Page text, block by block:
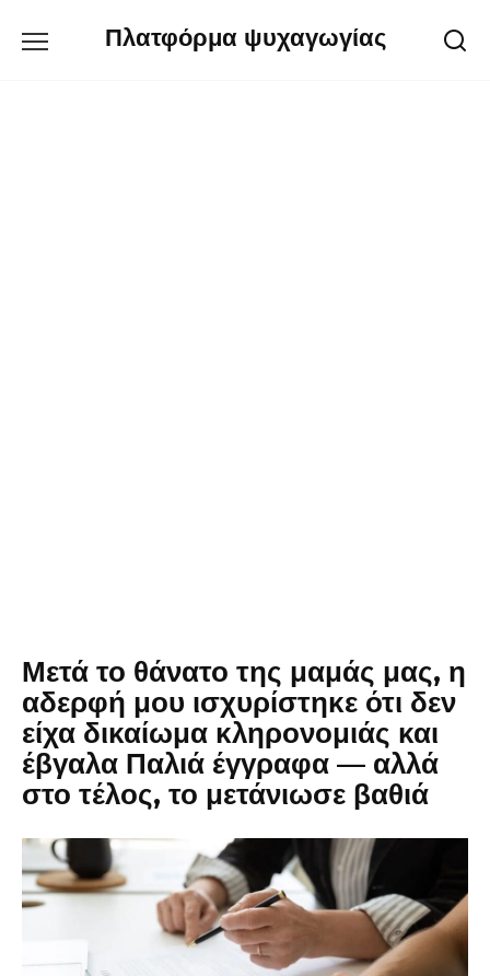
Πλατφόρμα ψυχαγωγίας
Μετά το θάνατο της μαμάς μας, η
αδερφή μου ισχυρίστηκε ότι δεν
είχα δικαίωμα κληρονομιάς και
έβγαλα Παλιά έγγραφα — αλλά
στο τέλος, το μετάνιωσε βαθιά